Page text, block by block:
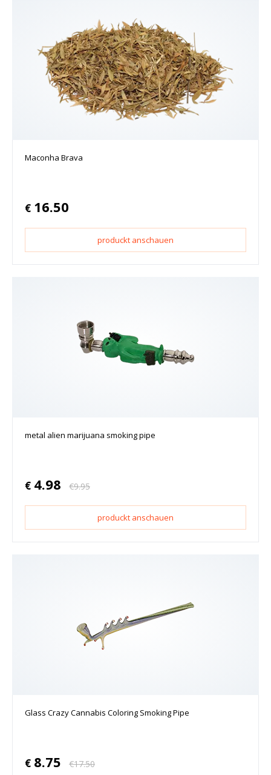
Maconha Brava
€ 16.50
produckt anschauen
metal alien marijuana smoking pipe
€ 4.98 €9.95
produckt anschauen
Glass Crazy Cannabis Coloring Smoking Pipe
€ 8.75 €17.50